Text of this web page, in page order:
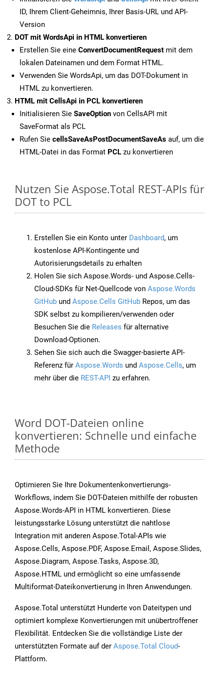
ID, Ihrem Client-Geheimnis, Ihrer Basis-URL und API-
Version
DOT mit WordsApi in HTML konvertieren
Erstellen Sie eine ConvertDocumentRequest mit dem
lokalen Dateinamen und dem Format HTML.
Verwenden Sie WordsApi, um das DOT-Dokument in
HTML zu konvertieren.
HTML mit CellsApi in PCL konvertieren
Initialisieren Sie SaveOption von CellsAPI mit
SaveFormat als PCL
Rufen Sie cellsSaveAsPostDocumentSaveAs auf, um die
HTML-Datei in das Format PCL zu konvertieren
Nutzen Sie Aspose.Total REST-APIs für
DOT to PCL
Erstellen Sie ein Konto unter Dashboard, um
kostenlose API-Kontingente und
Autorisierungsdetails zu erhalten
Holen Sie sich Aspose.Words- und Aspose.Cells-
Cloud-SDKs für Net-Quellcode von Aspose.Words
GitHub und Aspose.Cells GitHub Repos, um das
SDK selbst zu kompilieren/verwenden oder
Besuchen Sie die Releases für alternative
Download-Optionen.
Sehen Sie sich auch die Swagger-basierte API-
Referenz für Aspose.Words und Aspose.Cells, um
mehr über die REST-API zu erfahren.
Word DOT-Dateien online
konvertieren: Schnelle und einfache
Methode
Optimieren Sie Ihre Dokumentenkonvertierungs-
Workflows, indem Sie DOT-Dateien mithilfe der robusten
Aspose.Words-API in HTML konvertieren. Diese
leistungsstarke Lösung unterstützt die nahtlose
Integration mit anderen Aspose.Total-APIs wie
Aspose.Cells, Aspose.PDF, Aspose.Email, Aspose.Slides,
Aspose.Diagram, Aspose.Tasks, Aspose.3D,
Aspose.HTML und ermöglicht so eine umfassende
Multiformat-Dateikonvertierung in Ihren Anwendungen.
Aspose.Total unterstützt Hunderte von Dateitypen und
optimiert komplexe Konvertierungen mit unübertroffener
Flexibilität. Entdecken Sie die vollständige Liste der
unterstützten Formate auf der Aspose.Total Cloud-
Plattform.